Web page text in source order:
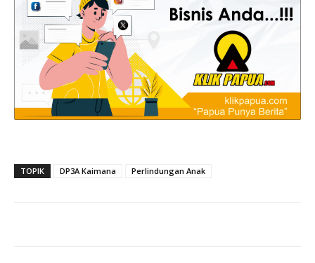
TOPIK DP3A Kaimana Perlindungan Anak